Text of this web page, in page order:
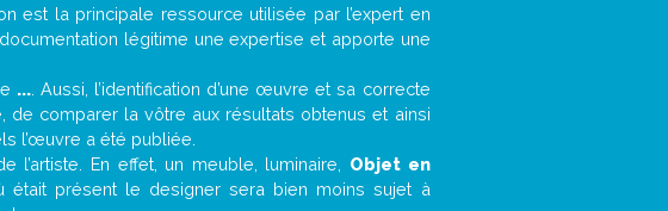
est la principale ressource utilisée par l’expert en
légitime une expertise et apporte une
.... Aussi, l’identification d’une œuvre et sa correcte
de comparer la vôtre aux résultats obtenus et ainsi
l’œuvre a été publiée.
l’artiste. En effet, un meuble, luminaire, Objet en
était présent le designer sera bien moins sujet à